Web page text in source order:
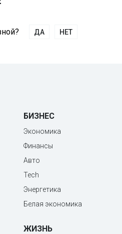
ДА НЕТ
БИЗНЕС
Экономика
Финансы
Авто
Tech
Энергетика
Белая экономика
ЖИЗНЬ